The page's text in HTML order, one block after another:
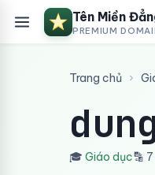
Tên Miền
PREMIUM
Trang chủ ›
🎓 Giáo dục🔡